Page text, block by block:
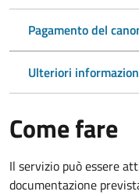
Pagamento del
Ulteriori
Come fare
Il servizio può essere
documentazione